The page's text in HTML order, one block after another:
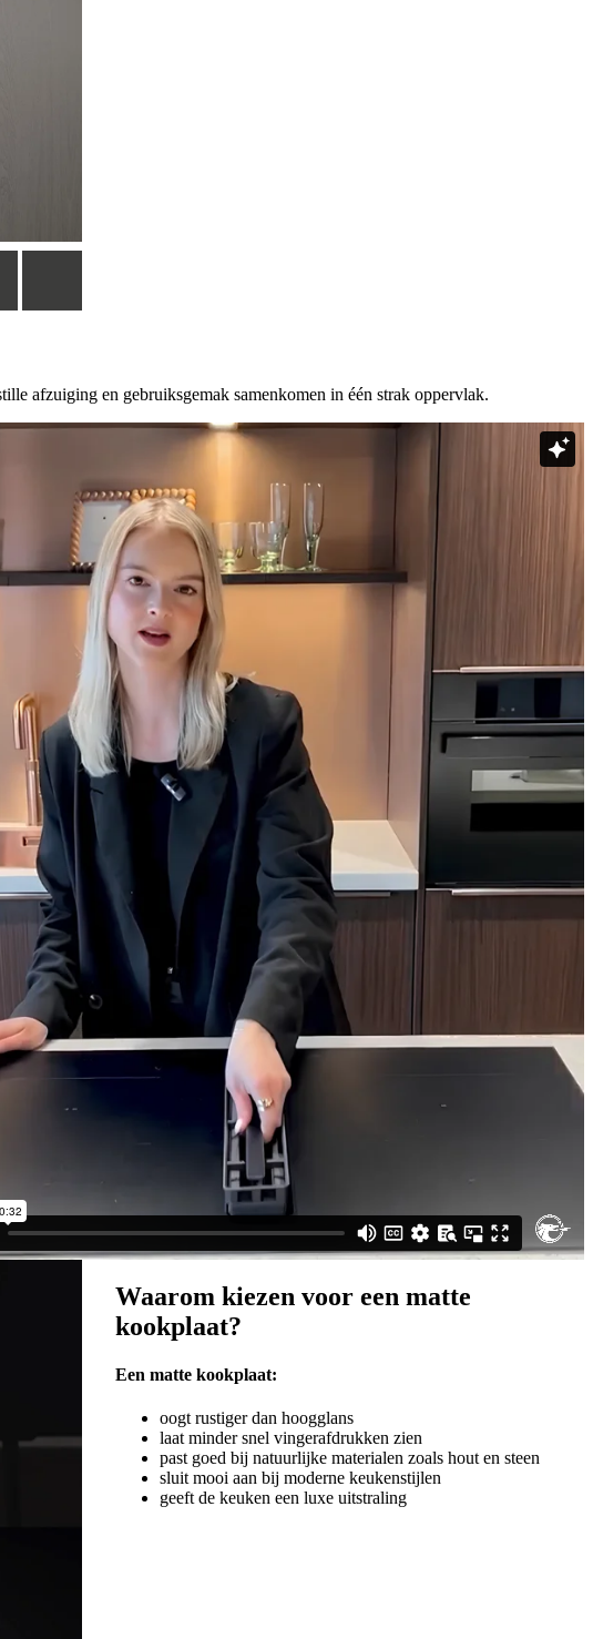
afzuiging en gebruiksgemak samenkomen in één strak oppervlak.
Waarom kiezen voor een matte
kookplaat?
Een matte kookplaat:
oogt rustiger dan hoogglans
laat minder snel vingerafdrukken zien
past goed bij natuurlijke materialen zoals hout en steen
sluit mooi aan bij moderne keukenstijlen
geeft de keuken een luxe uitstraling